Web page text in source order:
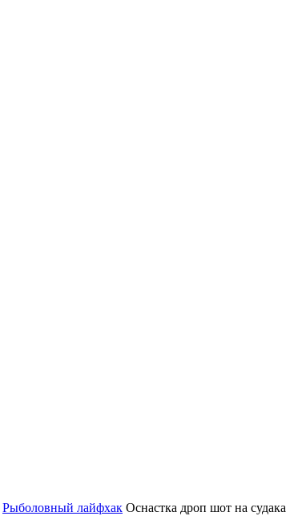
Рыболовный лайфхак Оснастка дроп шот на судака